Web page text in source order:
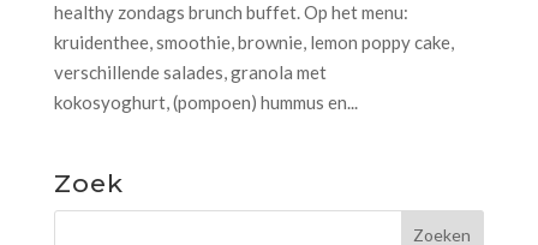
healthy zondags brunch buffet. Op het menu:
kruidenthee, smoothie, brownie, lemon poppy cake,
verschillende salades, granola met
kokosyoghurt, (pompoen) hummus en...
Zoek